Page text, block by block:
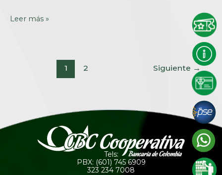
Leer más »
1 2 Siguiente →
Tels:
PBX: (601) 745 6909
323 234 7008